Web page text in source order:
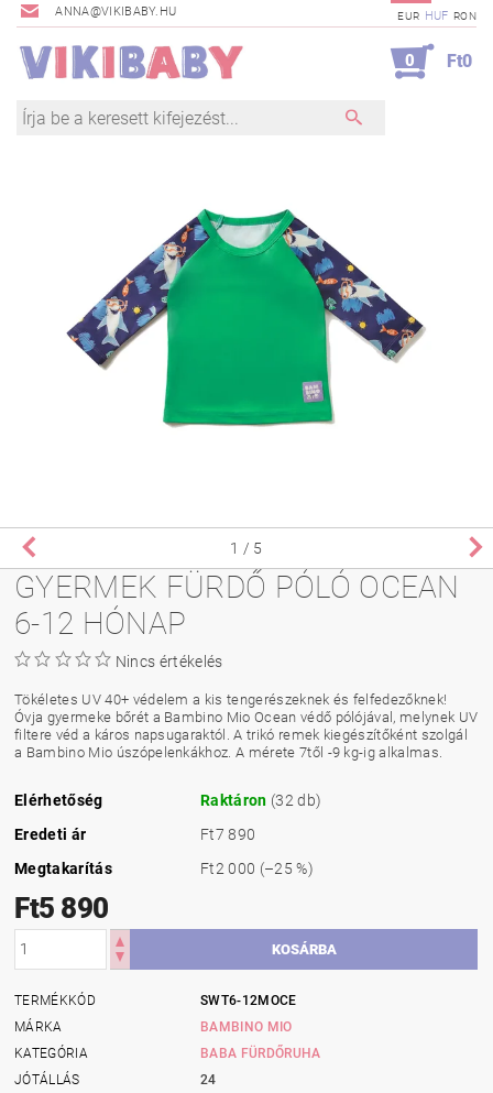
ANNA@VIKIBABY.HU EUR HUF RON
0 Ft0
1 / 5
GYERMEK FÜRDŐ PÓLÓ OCEAN
6-12 HÓNAP
Nincs értékelés
Tökéletes UV 40+ védelem a kis tengerészeknek és felfedezőknek!
Óvja gyermeke bőrét a Bambino Mio Ocean védő pólójával, melynek UV
filtere véd a káros napsugaraktól. A trikó remek kiegészítőként szolgál
a Bambino Mio úszópelenkákhoz. A mérete 7től -9 kg-ig alkalmas.
Elérhetőség Raktáron (32 db)
Eredeti ár
Ft7 890
Megtakarítás
Ft2 000 (–25 %)
Ft5 890
TERMÉKKÓD
SWT6-12MOCE
MÁRKA
BAMBINO MIO
KATEGÓRIA
BABA FÜRDŐRUHA
JÓTÁLLÁS
24